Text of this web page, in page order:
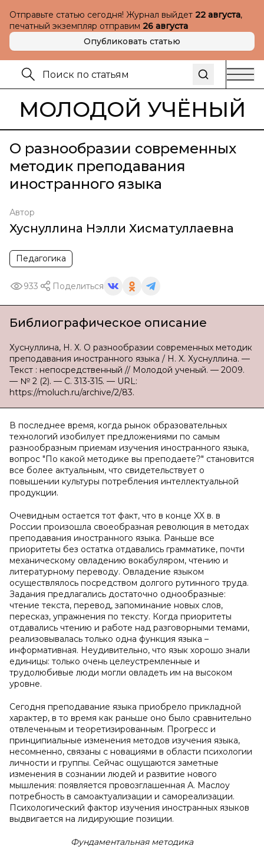
Отправьте статью сегодня! Журнал выйдет 22 августа,
печатный экземпляр отправим 26 августа
Опубликовать статью
МОЛОДОЙ УЧЁНЫЙ
О разнообразии современных
методик преподавания
иностранного языка
Автор
Хуснуллина Нэлли Хисматуллаевна
Педагогика
933 Поделиться
Библиографическое описание
Хуснуллина, Н. Х. О разнообразии современных методик
преподавания иностранного языка / Н. Х. Хуснуллина. —
Текст : непосредственный // Молодой ученый. — 2009.
— № 2 (2). — С. 313-315. — URL:
https://moluch.ru/archive/2/83.
В последнее время, когда рынок образовательных
технологий изобилует предложениями по самым
разнообразным приемам изучения иностранного языка,
вопрос "По какой методике вы преподаете?" становится
все более актуальным, что свидетельствует о
повышении культуры потребления интеллектуальной
продукции.
Очевидным остается тот факт, что в конце XX в. в
России произошла своеобразная революция в методах
преподавания иностранного языка. Раньше все
приоритеты без остатка отдавались грамматике, почти
механическому овладению вокабуляром, чтению и
литературному переводу. Овладение языком
осуществлялось посредством долгого рутинного труда.
Задания предлагались достаточно однообразные:
чтение текста, перевод, запоминание новых слов,
пересказ, упражнения по тексту. Когда приоритеты
отдавались чтению и работе над разговорными темами,
реализовывалась только одна функция языка –
информативная. Неудивительно, что язык хорошо знали
единицы: только очень целеустремленные и
трудолюбивые люди могли овладеть им на высоком
уровне.
Сегодня преподавание языка приобрело прикладной
характер, в то время как раньше оно было сравнительно
отвлеченным и теоретизированным. Прогресс и
принципиальные изменения методов изучения языка,
несомненно, связаны с новациями в области психологии
личности и группы. Сейчас ощущаются заметные
изменения в сознании людей и развитие нового
мышления: появляется провозглашенная А. Маслоу
потребность в самоактуализации и самореализации.
Психологический фактор изучения иностранных языков
выдвигается на лидирующие позиции.
Фундаментальная методика